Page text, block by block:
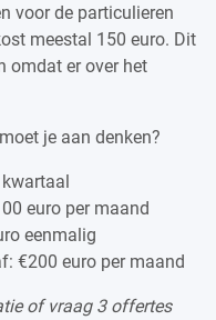
voor de particulieren
meestal 150 euro. Dit
omdat er over het
je aan denken?
euro per maand
eenmalig
€200 euro per maand
of vraag 3 offertes